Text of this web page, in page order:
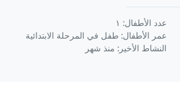
appreciate someone..
عدد الأطفال: ١
عمر الأطفال: طفل في المرحلة الابتدائية
النشاط الأخير: منذ شهر